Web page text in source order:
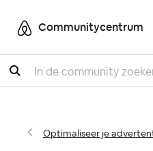
Communitycentrum
Zoeken
Optimaliseer je